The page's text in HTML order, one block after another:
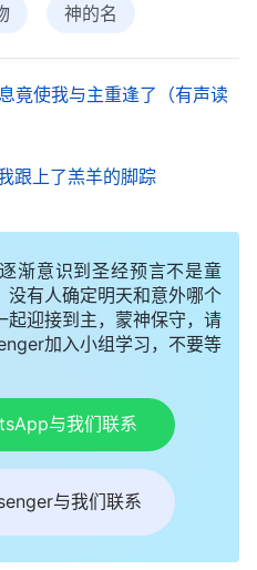
人间，没有赐下别的名，
徒行传4:12）我们都是因信
主耶稣，没有别的神可以
证全能神呢？这不是背叛
（以赛亚书43:11）这里也谈
我们的救主，那你说我们
主耶稣呢？到底谁可以拯
一时不知该怎么回答，揣
“也对啊，耶和华是神，
主耶稣才能拯救我们，
’又该怎么解
神的名
竟使我与主重逢了（有声读
跟上了羔羊的脚踪
渐意识到圣经预言不是童
没有人确定明天和意外哪个
起迎接到主，蒙神保守，请
加入小组学习，不要等
与我们联系
与我们联系